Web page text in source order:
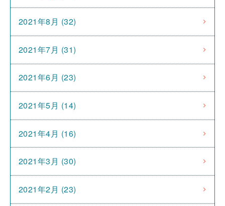
2021年8月 (32)
2021年7月 (31)
2021年6月 (23)
2021年5月 (14)
2021年4月 (16)
2021年3月 (30)
2021年2月 (23)